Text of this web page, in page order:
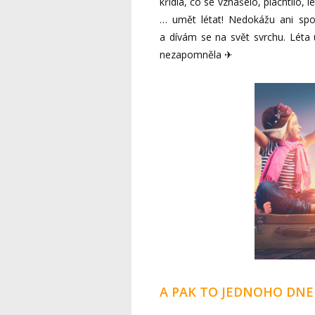
… umět létat! Nedokážu ani
a dívám se na svět svrchu.
nezapomněla ✈
A PAK TO JEDNOHO